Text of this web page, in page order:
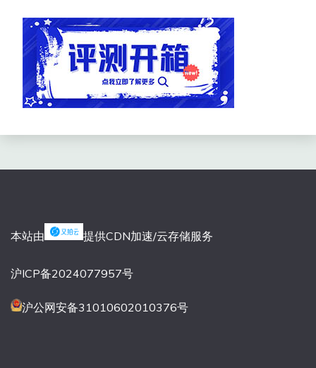
本站由 提供CDN加速/云存储服务
沪ICP备2024077957号
沪公网安备31010602010376号